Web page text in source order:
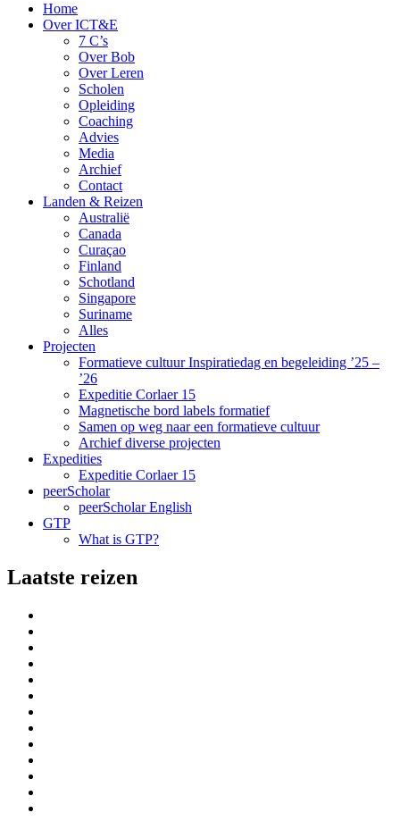
Home
Over ICT&E
7 C’s
Over Bob
Over Leren
Scholen
Opleiding
Coaching
Advies
Media
Archief
Contact
Landen & Reizen
Australië
Canada
Curaçao
Finland
Schotland
Singapore
Suriname
Alles
Projecten
Formatieve cultuur Inspiratiedag en begeleiding ’25 –
’26
Expeditie Corlaer 15
Magnetische bord labels formatief
Samen op weg naar een formatieve cultuur
Archief diverse projecten
Expedities
Expeditie Corlaer 15
peerScholar
peerScholar English
GTP
What is GTP?
Laatste reizen